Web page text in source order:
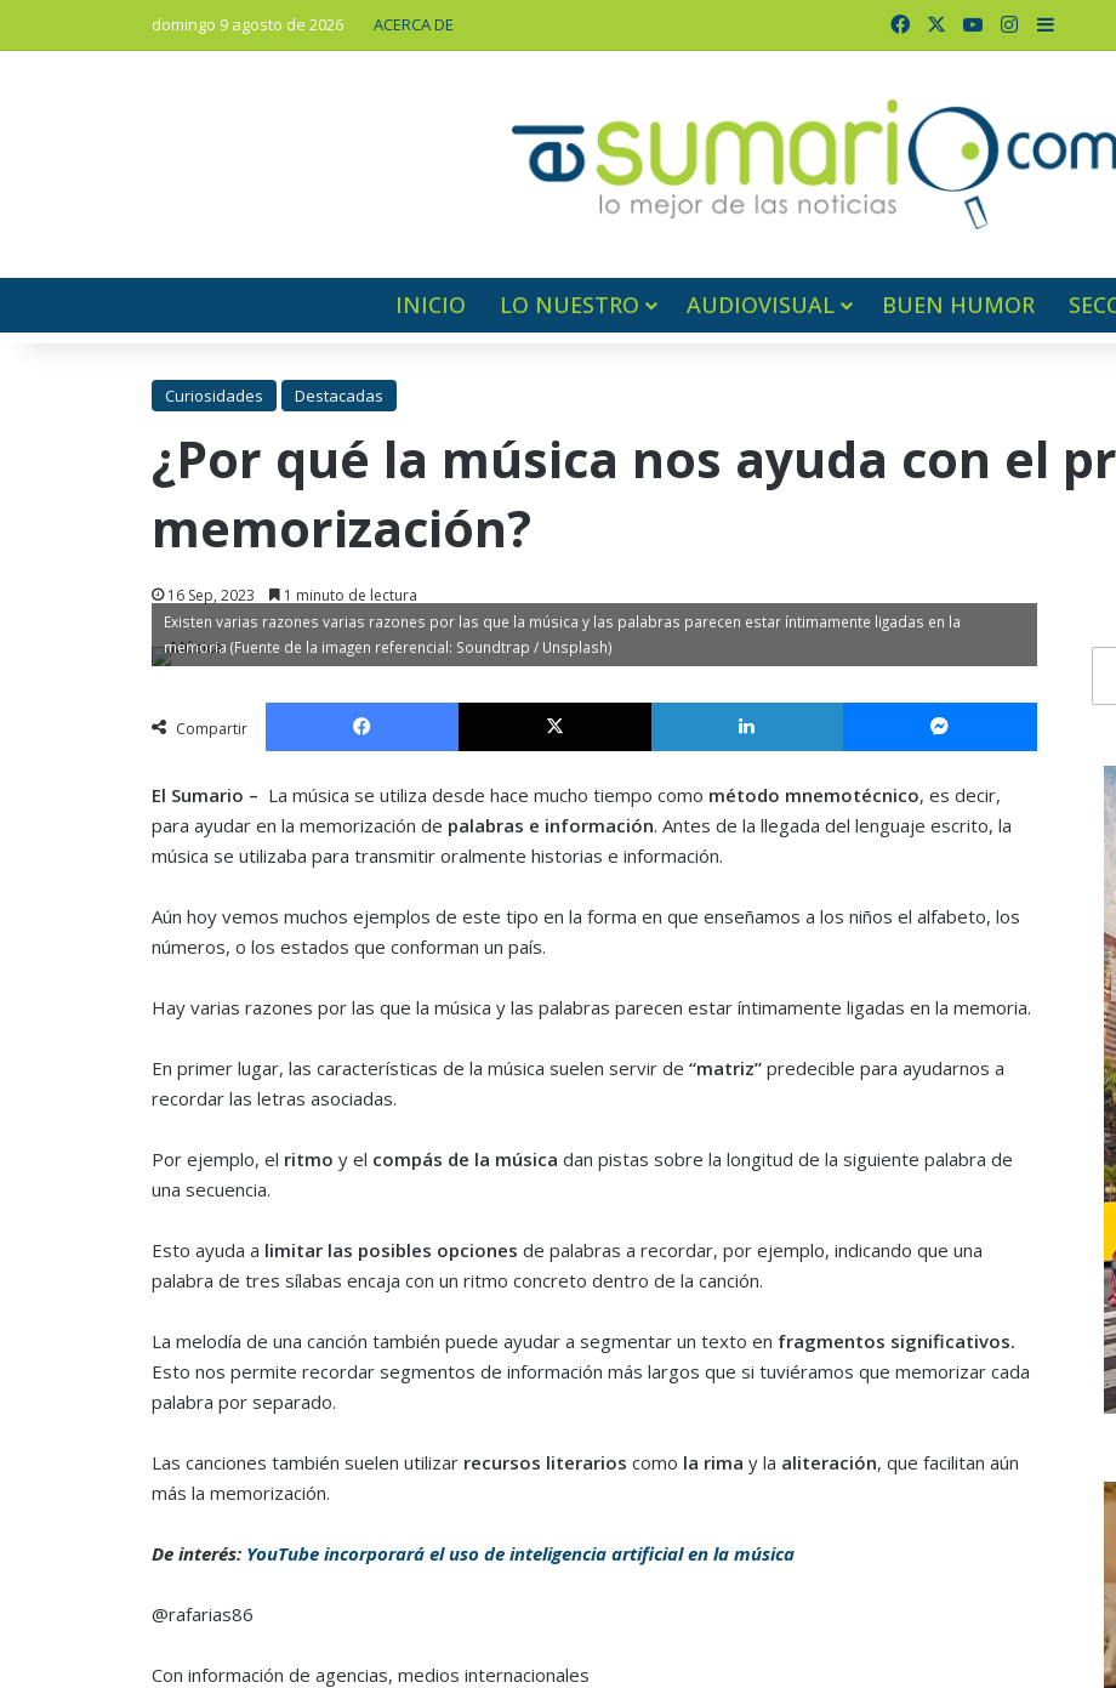
domingo 9 agosto de 2026 ACERCA DE FacebookYouTubeInstagram
Barra
INICIO LO NUESTRO AUDIOVISUAL BUEN HUMOR
Curiosidades Destacadas
¿Por qué la música nos ayuda con el
memorización?
16 Sep, 2023 1 minuto de lectura
Existen varias razones varias razones por las que la música y las palabras parecen estar íntimamente ligadas en la
memoria (Fuente de la imagen referencial: Soundtrap / Unsplash)
Compartir
Facebook X LinkedIn
El Sumario – La música se utiliza desde hace mucho tiempo como método mnemotécnico, es decir,
para ayudar en la memorización de palabras e información. Antes de la llegada del lenguaje escrito, la
música se utilizaba para transmitir oralmente historias e información.
Aún hoy vemos muchos ejemplos de este tipo en la forma en que enseñamos a los niños el alfabeto, los
números, o los estados que conforman un país.
Hay varias razones por las que la música y las palabras parecen estar íntimamente ligadas en la memoria.
En primer lugar, las características de la música suelen servir de “matriz”predecible para ayudarnos a
recordar las letras asociadas.
Por ejemplo, el ritmo y el compás de la música dan pistas sobre la longitud de la siguiente palabra de
una secuencia.
Esto ayuda a limitar las posibles opciones de palabras a recordar, por ejemplo, indicando que una
palabra de tres sílabas encaja con un ritmo concreto dentro de la canción.
La melodía de una canción también puede ayudar a segmentar un texto en fragmentos significativos.
Esto nos permite recordar segmentos de información más largos que si tuviéramos que memorizar cada
palabra por separado.
Las canciones también suelen utilizarrecursos literarios como la rima y la aliteración, que facilitan aún
más la memorización.
De interés: YouTube incorporará el uso de inteligencia artificial en la música
@rafarias86
Con información de agencias, medios internacionales